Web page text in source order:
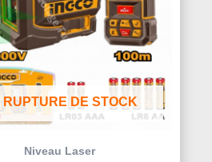
RUPTURE DE STOCK
Niveau Laser